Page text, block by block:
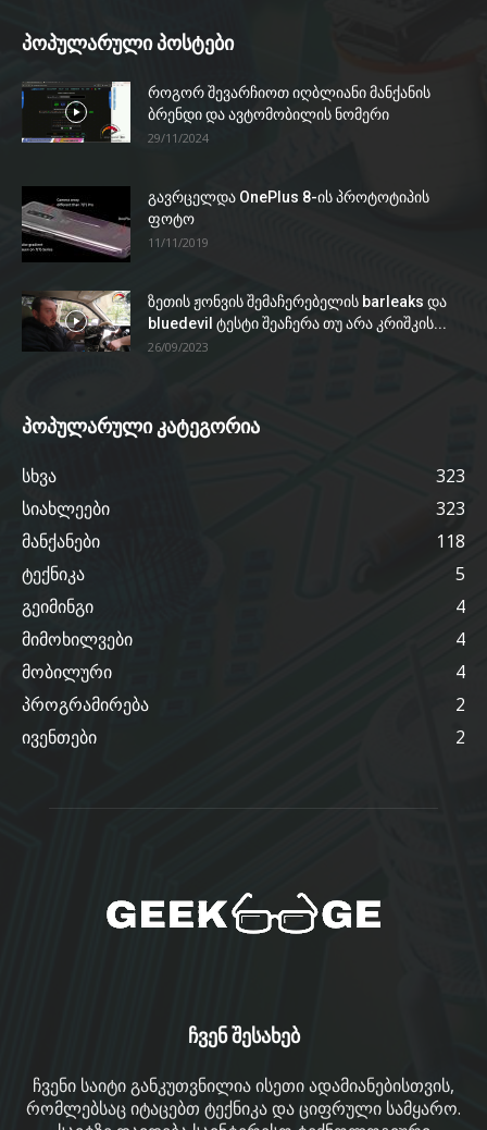
პოპულარული პოსტები
როგორ შევარჩიოთ იღბლიანი მანქანის
ბრენდი და ავტომობილის ნომერი
29/11/2024
გავრცელდა OnePlus 8-ის პროტოტიპის
ფოტო
11/11/2019
ზეთის ჟონვის შემაჩერებელის barleaks და
bluedevil ტესტი შეაჩერა თუ არა კრიშკის...
26/09/2023
პოპულარული კატეგორია
სხვა
323
სიახლეები
323
მანქანები
118
ტექნიკა
5
გეიმინგი
4
მიმოხილვები
4
მობილური
4
პროგრამირება
2
ივენთები
2
ჩვენ შესახებ
ჩვენი საიტი განკუთვნილია ისეთი ადამიანებისთვის,
რომლებსაც იტაცებთ ტექნიკა და ციფრული სამყარო.